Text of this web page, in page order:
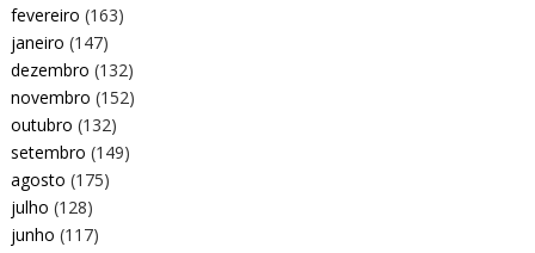
fevereiro (163)
janeiro (147)
dezembro (132)
novembro (152)
outubro (132)
setembro (149)
agosto (175)
julho (128)
junho (117)